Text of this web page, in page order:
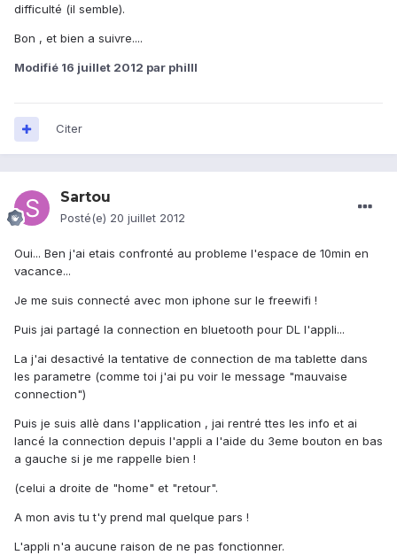
difficulté (il semble).
Bon , et bien a suivre....
Modifié 16 juillet 2012 par philll
Citer
Sartou
Posté(e) 20 juillet 2012
Oui... Ben j'ai etais confronté au probleme l'espace de 10min en
vacance...
Je me suis connecté avec mon iphone sur le freewifi !
Puis jai partagé la connection en bluetooth pour DL l'appli...
La j'ai desactivé la tentative de connection de ma tablette dans
les parametre (comme toi j'ai pu voir le message "mauvaise
connection")
Puis je suis allè dans l'application , jai rentré ttes les info et ai
lancé la connection depuis l'appli a l'aide du 3eme bouton en bas
a gauche si je me rappelle bien !
(celui a droite de "home" et "retour".
A mon avis tu t'y prend mal quelque pars !
L'appli n'a aucune raison de ne pas fonctionner.